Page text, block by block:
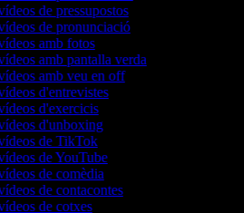
de pressupostos
de pronunciació
amb fotos
amb pantalla verda
amb veu en off
d'entrevistes
d'exercicis
d'unboxing
de TikTok
de YouTube
de comèdia
de contacontes
de cotxes